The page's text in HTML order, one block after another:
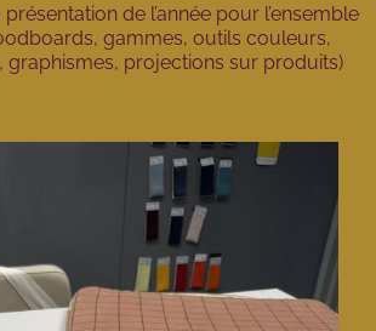
présentation de l’année pour l’ensemble
gammes, outils couleurs,
graphismes, projections sur produits)